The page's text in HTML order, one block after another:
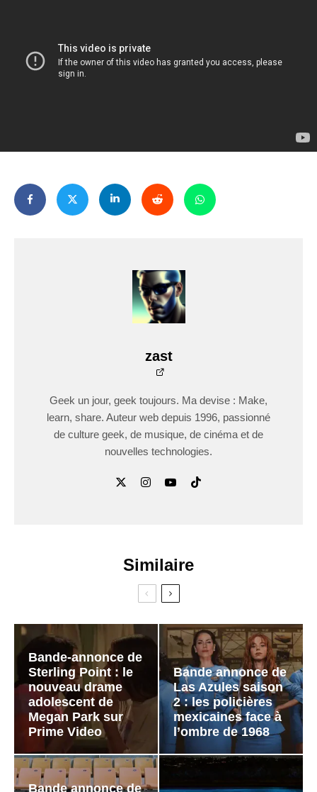
zast
Geek un jour, geek toujours. Ma devise : Make,
learn, share. Auteur web depuis 1996, passionné
de culture geek, de musique, de cinéma et de
nouvelles technologies.
Similaire
Bande-annonce de
Sterling Point : le
nouveau drame
adolescent de
Megan Park sur
Prime Video
Bande annonce de
Las Azules saison
2 : les policières
mexicaines face à
l’ombre de 1968
Bande annonce de